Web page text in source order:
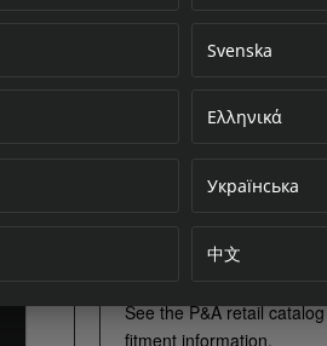
Svenska
Ελληνικά
Українська
中文